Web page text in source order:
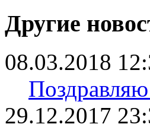
Другие
08.03.2018
29.12.2017